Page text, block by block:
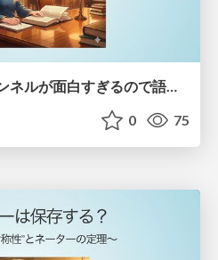
裳華房のYouTubeチャンネルが面白すぎるので語りたい！ 〜お前も裳華房のファンにならないか？〜
0 75